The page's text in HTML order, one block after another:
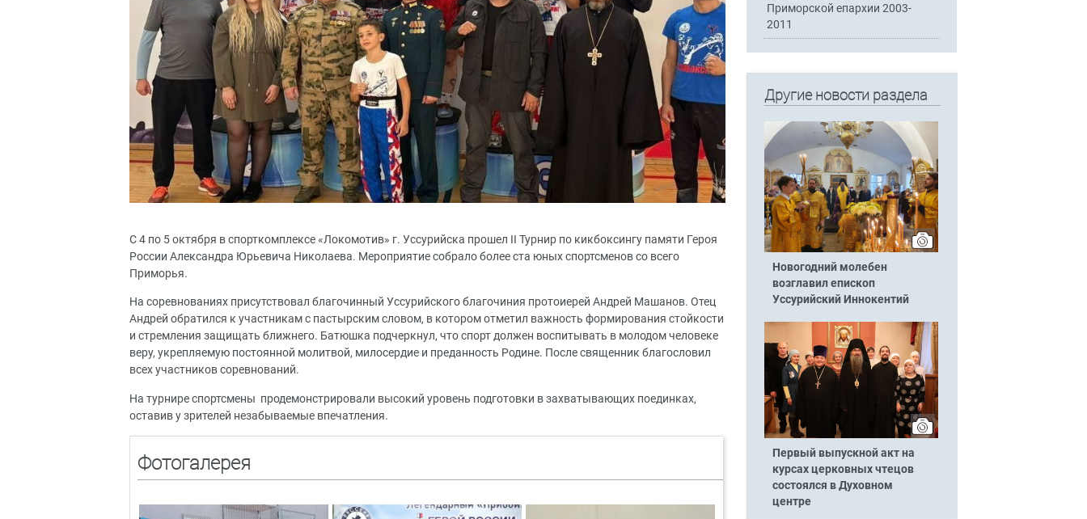
С 4 по 5 октября в спорткомплексе «Локомотив» г. Уссурийска прошел II Турнир по кикбоксингу памяти Героя
России Александра Юрьевича Николаева. Мероприятие собрало более ста юных спортсменов со всего
Приморья.
На соревнованиях присутствовал благочинный Уссурийского благочиния протоиерей Андрей Машанов. Отец
Андрей обратился к участникам с пастырским словом, в котором отметил важность формирования стойкости
и стремления защищать ближнего. Батюшка подчеркнул, что спорт должен воспитывать в молодом человеке
веру, укрепляемую постоянной молитвой, милосердие и преданность Родине. После священник благословил
всех участников соревнований.
На турнире спортсмены продемонстрировали высокий уровень подготовки в захватывающих поединках,
оставив у зрителей незабываемые впечатления.
Фотогалерея
Приморской епархии 2003-
2011
Другие новости раздела
Новогодний молебен
возглавил епископ
Уссурийский Иннокентий
Первый выпускной акт на
курсах церковных чтецов
состоялся в Духовном
центре